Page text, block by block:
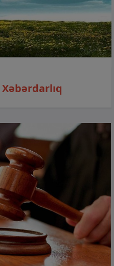
Xəbərdarlıq